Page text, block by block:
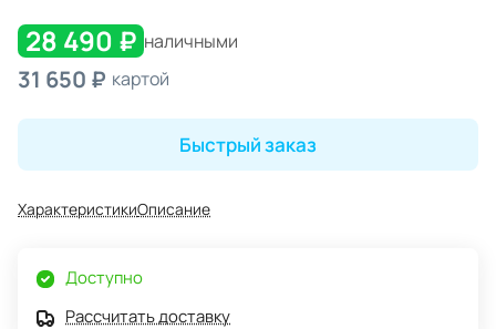
28 490 ₽ наличными
31 650 ₽ картой
Быстрый заказ
ХарактеристикиОписание
Доступно
Рассчитать доставку